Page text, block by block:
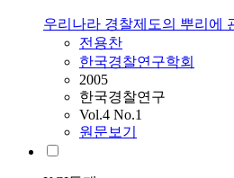
우리나라 경찰제도의 뿌리에
전용찬
한국경찰연구학회
2005
한국경찰연구
Vol.4 No.1
원문보기